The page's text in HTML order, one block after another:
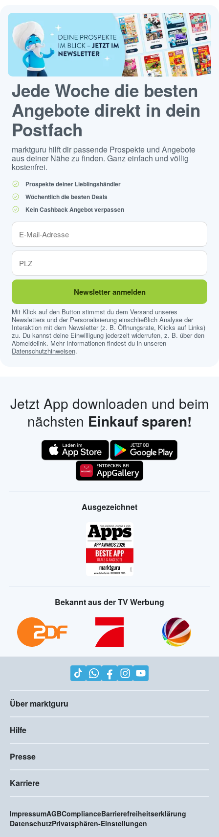
Jede Woche die besten
Angebote direkt in dein
Postfach
marktguru hilft dir passende Prospekte und Angebote
aus deiner Nähe zu finden. Ganz einfach und völlig
kostenfrei.
Prospekte deiner Lieblingshändler
Wöchentlich die besten Deals
Kein Cashback Angebot verpassen
Newsletter anmelden
Mit Klick auf den Button stimmst du dem Versand unseres
Newsletters und der Personalisierung einschließlich Analyse der
Interaktion mit dem Newsletter (z. B. Öffnungsrate, Klicks auf Links)
zu. Du kannst deine Einwilligung jederzeit widerrufen, z. B. über den
Abmeldelink. Mehr Informationen findest du in unseren
Datenschutzhinweisen.
Jetzt App downloaden und beim
nächsten Einkauf sparen!
Ausgezeichnet
Bekannt aus der TV Werbung
Über marktguru
Hilfe
Presse
Karriere
ImpressumAGBComplianceBarrierefreiheitserklärung
DatenschutzPrivatsphären-Einstellungen